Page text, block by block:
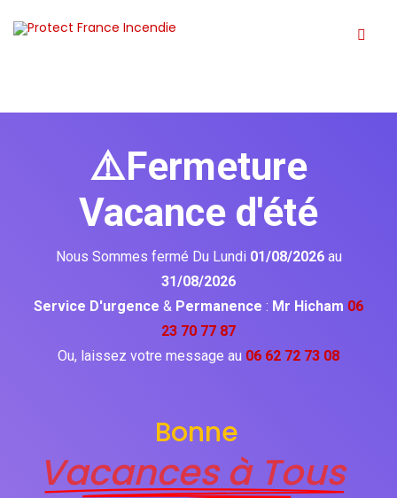
⚠️Fermeture
Vacance d'été
Nous Sommes fermé Du Lundi 01/08/2026 au
31/08/2026
Service D'urgence & Permanence : Mr Hicham 06
23 70 77 87
Ou, laissez votre message au 06 62 72 73 08
Bonne
Vacances à Tous